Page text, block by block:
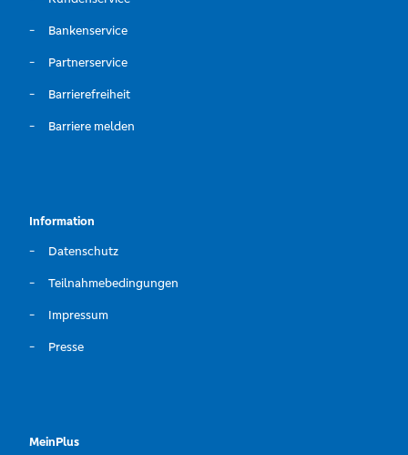
Bankenservice
Partnerservice
Barrierefreiheit
Barriere melden
Information
Datenschutz
Teilnahmebedingungen
Impressum
Presse
MeinPlus